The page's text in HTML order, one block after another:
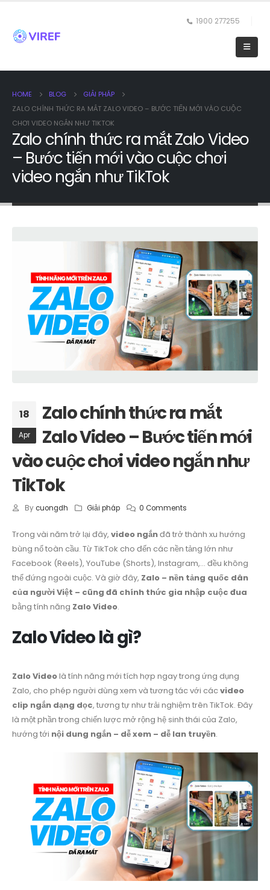
1900 277255
HOME BLOG
GIẢI PHÁP
ZALO CHÍNH THỨC RA MẮT ZALO VIDEO – BƯỚC TIẾN MỚI VÀO CUỘC
CHƠI VIDEO NGẮN NHƯ TIKTOK
Zalo chính thức ra mắt Zalo Video
– Bước tiến mới vào cuộc chơi
video ngắn như TikTok
18
Apr
Zalo chính thức ra mắt
Zalo Video – Bước tiến mới
vào cuộc chơi video ngắn như
TikTok
By cuongdh Giải pháp 0 Comments
Trong vài năm trở lại đây, video ngắnđã trở thành xu hướng
bùng nổ toàn cầu. Từ TikTok cho đến các nền tảng lớn như
Facebook (Reels), YouTube (Shorts), Instagram,… đều không
thể đứng ngoài cuộc. Và giờ đây, Zalo – nền tảng quốc dân
của người Việt – cũng đã chính thức gia nhập cuộc đua
bằng tính năng Zalo Video.
Zalo Video là gì?
Zalo Videolà tính năng mới tích hợp ngay trong ứng dụng
Zalo, cho phép người dùng xem và tương tác với cácvideo
clip ngắn dạng dọc, tương tự như trải nghiệm trên TikTok. Đây
là một phần trong chiến lược mở rộng hệ sinh thái của Zalo,
hướng tới nội dung ngắn – dễ xem – dễ lan truyền.